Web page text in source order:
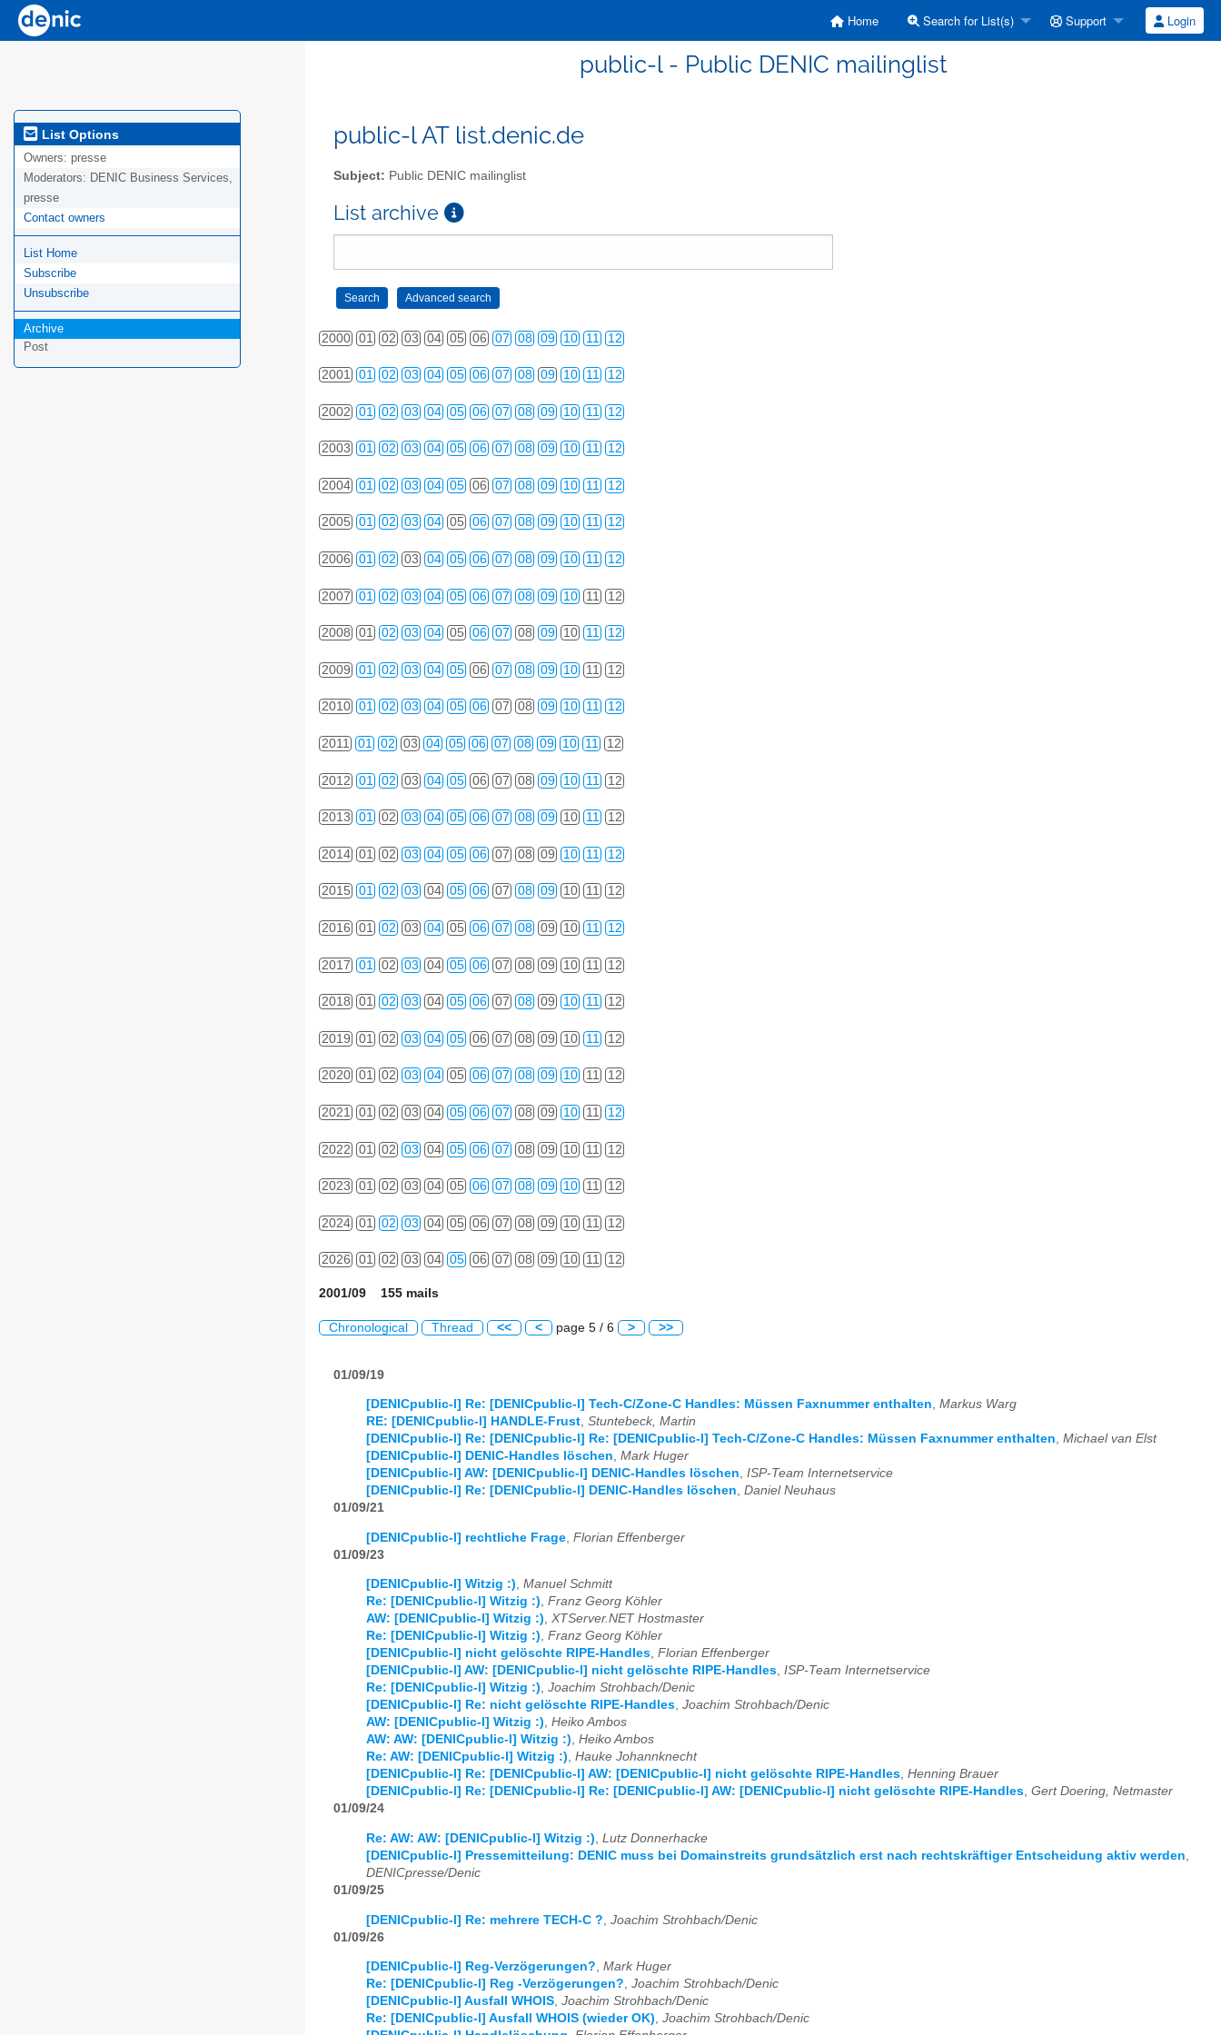
Home Search for List(s) Support Login
public-l - Public DENIC mailinglist
List Options
Owners: presse
Moderators: DENIC Business Services,
presse
Contact owners
List Home
Subscribe
Unsubscribe
Archive
Post
public-l AT list.denic.de
Subject: Public DENIC mailinglist
List archive
2000 01 02 03 04 05 06 07 08 09 10 11 12
2001 01 02 03 04 05 06 07 08 09 10 11 12
2002 01 02 03 04 05 06 07 08 09 10 11 12
2003 01 02 03 04 05 06 07 08 09 10 11 12
2004 01 02 03 04 05 06 07 08 09 10 11 12
2005 01 02 03 04 05 06 07 08 09 10 11 12
2006 01 02 03 04 05 06 07 08 09 10 11 12
2007 01 02 03 04 05 06 07 08 09 10 11 12
2008 01 02 03 04 05 06 07 08 09 10 11 12
2009 01 02 03 04 05 06 07 08 09 10 11 12
2010 01 02 03 04 05 06 07 08 09 10 11 12
2011 01 02 03 04 05 06 07 08 09 10 11 12
2012 01 02 03 04 05 06 07 08 09 10 11 12
2013 01 02 03 04 05 06 07 08 09 10 11 12
2014 01 02 03 04 05 06 07 08 09 10 11 12
2015 01 02 03 04 05 06 07 08 09 10 11 12
2016 01 02 03 04 05 06 07 08 09 10 11 12
2017 01 02 03 04 05 06 07 08 09 10 11 12
2018 01 02 03 04 05 06 07 08 09 10 11 12
2019 01 02 03 04 05 06 07 08 09 10 11 12
2020 01 02 03 04 05 06 07 08 09 10 11 12
2021 01 02 03 04 05 06 07 08 09 10 11 12
2022 01 02 03 04 05 06 07 08 09 10 11 12
2023 01 02 03 04 05 06 07 08 09 10 11 12
2024 01 02 03 04 05 06 07 08 09 10 11 12
2026 01 02 03 04 05 06 07 08 09 10 11 12
2001/09 155 mails
Chronological Thread << < page 5 / 6 > >>
01/09/19
[DENICpublic-l] Re: [DENICpublic-l] Tech-C/Zone-C Handles: Müssen Faxnummer enthalten, Markus Warg
RE: [DENICpublic-l] HANDLE-Frust, Stuntebeck, Martin
[DENICpublic-l] Re: [DENICpublic-l] Re: [DENICpublic-l] Tech-C/Zone-C Handles: Müssen Faxnummer enthalten, Michael van Elst
[DENICpublic-l] DENIC-Handles löschen, Mark Huger
[DENICpublic-l] AW: [DENICpublic-l] DENIC-Handles löschen, ISP-Team Internetservice
[DENICpublic-l] Re: [DENICpublic-l] DENIC-Handles löschen, Daniel Neuhaus
01/09/21
[DENICpublic-l] rechtliche Frage Florian Effenberger
01/09/23
[DENICpublic-l] Witzig :), Manuel Schmitt
Re: [DENICpublic-l] Witzig :), Franz Georg Köhler
AW: [DENICpublic-l] Witzig :), XTServer.NET Hostmaster
Re: [DENICpublic-l] Witzig :), Franz Georg Köhler
[DENICpublic-l] nicht gelöschte RIPE-Handles, Florian Effenberger
[DENICpublic-l] AW: [DENICpublic-l] nicht gelöschte RIPE-Handles, ISP-Team Internetservice
Re: [DENICpublic-l] Witzig :), Joachim Strohbach/Denic
[DENICpublic-l] Re: nicht gelöschte RIPE-Handles, Joachim Strohbach/Denic
AW: [DENICpublic-l] Witzig :), Heiko Ambos
AW: AW: [DENICpublic-l] Witzig :), Heiko Ambos
Re: AW: [DENICpublic-l] Witzig :), Hauke Johannknecht
[DENICpublic-l] Re: [DENICpublic-l] AW: [DENICpublic-l] nicht gelöschte RIPE-Handles, Henning Brauer
[DENICpublic-l] Re: [DENICpublic-l] Re: [DENICpublic-l] AW: [DENICpublic-l] nicht gelöschte RIPE-Handles, Gert Doering, Netmaster
01/09/24
Re: AW: AW: [DENICpublic-l] Witzig :) Lutz Donnerhacke
[DENICpublic-l] Pressemitteilung: DENIC muss bei Domainstreits grundsätzlich erst nach rechtskräftiger Entscheidung aktiv werden
DENICpresse/Denic
01/09/25
[DENICpublic-l] Re: mehrere TECH-C ? Joachim Strohbach/Denic
01/09/26
[DENICpublic-l] Reg-Verzögerungen?, Mark Huger
Re: [DENICpublic-l] Reg -Verzögerungen?, Joachim Strohbach/Denic
[DENICpublic-l] Ausfall WHOIS, Joachim Strohbach/Denic
Re: [DENICpublic-l] Ausfall WHOIS (wieder OK), Joachim Strohbach/Denic